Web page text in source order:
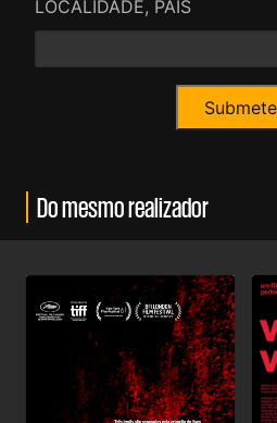
LOCALIDADE, PAÍS
Do mesmo realizador